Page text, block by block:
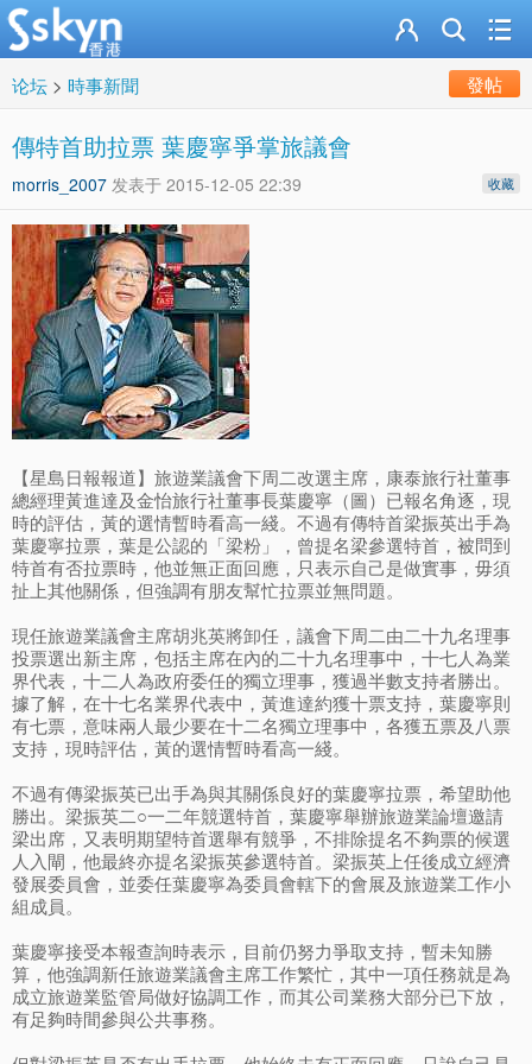
论坛 > 時事新聞 發帖
傳特首助拉票 葉慶寧爭掌旅議會
收藏
morris_2007 发表于 2015-12-05 22:39
【星島日報報道】旅遊業議會下周二改選主席，康泰旅行社董事
總經理黃進達及金怡旅行社董事長葉慶寧（圖）已報名角逐，現
時的評估，黃的選情暫時看高一綫。不過有傳特首梁振英出手為
葉慶寧拉票，葉是公認的「梁粉」，曾提名梁參選特首，被問到
特首有否拉票時，他並無正面回應，只表示自己是做實事，毋須
扯上其他關係，但強調有朋友幫忙拉票並無問題。
現任旅遊業議會主席胡兆英將卸任，議會下周二由二十九名理事
投票選出新主席，包括主席在內的二十九名理事中，十七人為業
界代表，十二人為政府委任的獨立理事，獲過半數支持者勝出。
據了解，在十七名業界代表中，黃進達約獲十票支持，葉慶寧則
有七票，意味兩人最少要在十二名獨立理事中，各獲五票及八票
支持，現時評估，黃的選情暫時看高一綫。
不過有傳梁振英已出手為與其關係良好的葉慶寧拉票，希望助他
勝出。梁振英二○一二年競選特首，葉慶寧舉辦旅遊業論壇邀請
梁出席，又表明期望特首選舉有競爭，不排除提名不夠票的候選
人入閘，他最終亦提名梁振英參選特首。梁振英上任後成立經濟
發展委員會，並委任葉慶寧為委員會轄下的會展及旅遊業工作小
組成員。
葉慶寧接受本報查詢時表示，目前仍努力爭取支持，暫未知勝
算，他強調新任旅遊業議會主席工作繁忙，其中一項任務就是為
成立旅遊業監管局做好協調工作，而其公司業務大部分已下放，
有足夠時間參與公共事務。